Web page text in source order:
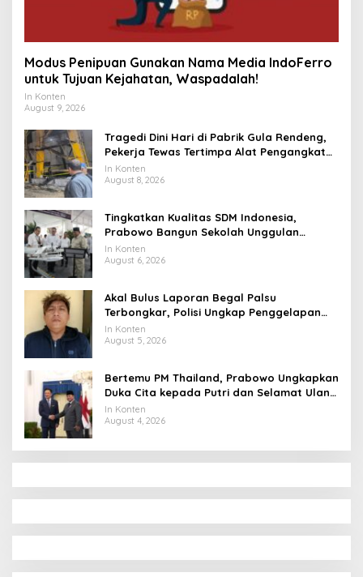
Modus Penipuan Gunakan Nama Media IndoFerro
untuk Tujuan Kejahatan, Waspadalah!
In Konten
August 9, 2026
Tragedi Dini Hari di Pabrik Gula Rendeng,
Pekerja Tewas Tertimpa Alat Pengangkat
Tebu
In Konten
August 8, 2026
Tingkatkan Kualitas SDM Indonesia,
Prabowo Bangun Sekolah Unggulan
hingga Undang Universitas Terbaik Dunia
In Konten
August 6, 2026
Akal Bulus Laporan Begal Palsu
Terbongkar, Polisi Ungkap Penggelapan
Uang Perusahaan untuk Crypto
In Konten
August 5, 2026
Bertemu PM Thailand, Prabowo Ungkapkan
Duka Cita kepada Putri dan Selamat Ulang
Tahun ke Raja Thailand
In Konten
August 4, 2026